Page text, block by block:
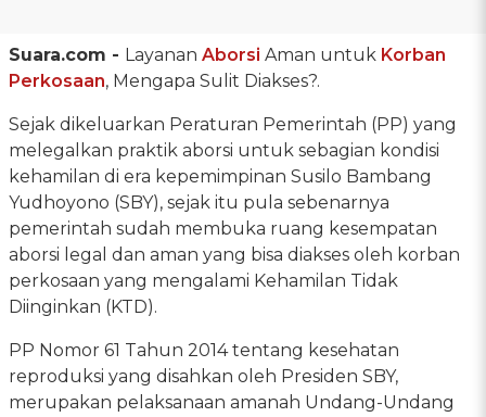
Suara.com - Layanan Aborsi Aman untuk Korban
Perkosaan, Mengapa Sulit Diakses?.
Sejak dikeluarkan Peraturan Pemerintah (PP) yang
melegalkan praktik aborsi untuk sebagian kondisi
kehamilan di era kepemimpinan Susilo Bambang
Yudhoyono (SBY), sejak itu pula sebenarnya
pemerintah sudah membuka ruang kesempatan
aborsi legal dan aman yang bisa diakses oleh korban
perkosaan yang mengalami Kehamilan Tidak
Diinginkan (KTD).
PP Nomor 61 Tahun 2014 tentang kesehatan
reproduksi yang disahkan oleh Presiden SBY,
merupakan pelaksanaan amanah Undang-Undang